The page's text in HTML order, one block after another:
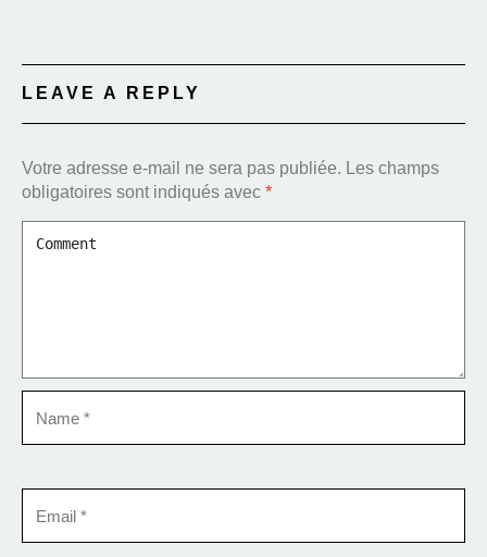
LEAVE A REPLY
Votre adresse e-mail ne sera pas publiée. Les champs
obligatoires sont indiqués avec *